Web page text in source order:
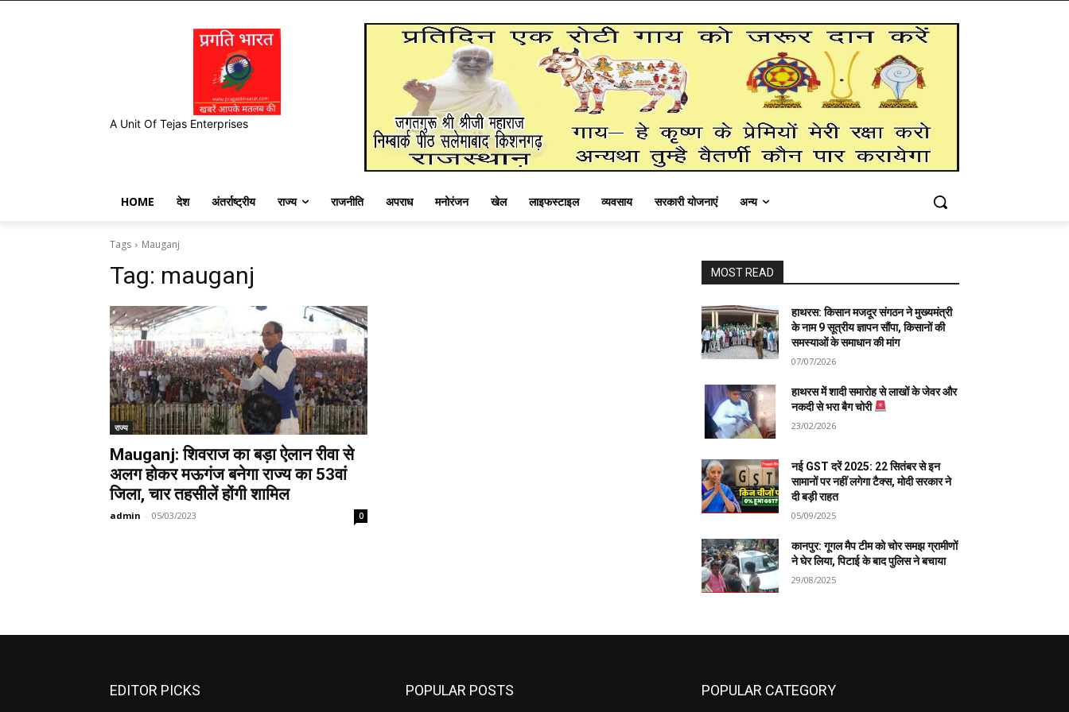
A Unit Of Tejas Enterprises
HOME देश अंतर्राष्ट्रीय राज्य राजनीति अपराध मनोरंजन खेल लाइफस्टाइल व्यवसाय सरकारी योजनाएं अन्य
Tags Mauganj
Tag: mauganj
राज्य
Mauganj: शिवराज का बड़ा ऐलान रीवा से
अलग होकर मऊगंज बनेगा राज्य का 53वां
जिला, चार तहसीलें होंगी शामिल
admin - 05/03/2023 0
MOST READ
हाथरस: किसान मजदूर संगठन ने मुख्यमंत्री
के नाम 9 सूत्रीय ज्ञापन सौंपा, किसानों की
समस्याओं के समाधान की मांग
07/07/2026
हाथरस में शादी समारोह से लाखों के जेवर और
नकदी से भरा बैग चोरी
23/02/2026
नई GST दरें 2025: 22 सितंबर से इन
सामानों पर नहीं लगेगा टैक्स, मोदी सरकार ने
दी बड़ी राहत
05/09/2025
कानपुर: गूगल मैप टीम को चोर समझ ग्रामीणों
ने घेर लिया, पिटाई के बाद पुलिस ने बचाया
29/08/2025
EDITOR PICKS POPULAR POSTS POPULAR CATEGORY